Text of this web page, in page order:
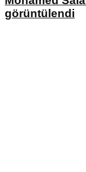
görüntülendi